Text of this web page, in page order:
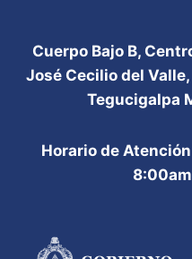
Cuerpo Bajo B,
José Cecilio del
Tegucigalpa
Horario de